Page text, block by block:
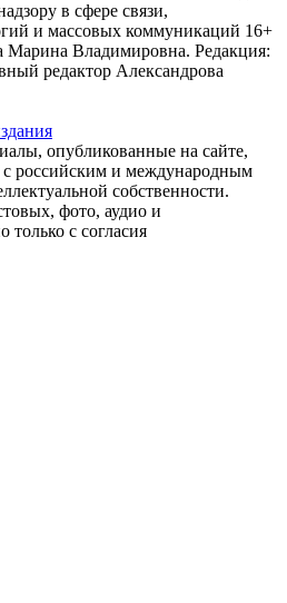
в сфере связи,
и массовых коммуникаций 16+
Марина Владимировна. Редакция:
редактор Александрова
опубликованные на сайте,
российским и международным
собственности.
фото, аудио и
только с согласия